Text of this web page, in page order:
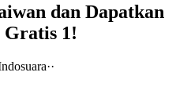
dan Dapatkan
Gratis 1!
··